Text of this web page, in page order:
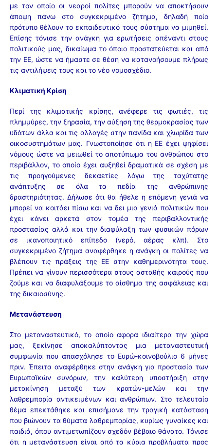
με τον οποίο οι νεαροί πολίτες μπορούν να αποκτήσουν
άποψη πάνω στο συγκεκριμένο ζήτημα, δηλαδή ποίο
πρότυπο θέλουν το εκπαιδευτικό τους σύστημα να μιμηθεί.
Επίσης τόνισε την ανάγκη για ερωτήσεις απέναντι στους
πολιτικούς μας, δικαίωμα το όποιο προστατεύεται και από
την ΕΕ, ώστε να ήμαστε σε θέση να κατανοήσουμε πλήρως
τις αντιλήψεις τους και το νέο νομοσχέδιο.
Κλιματική Κρίση
Περί της κλιματικής κρίσης, ανέφερε τις φωτιές, τις
πλημμύρες, την ξηρασία, την αύξηση της θερμοκρασίας των
υδάτων άλλα και τις αλλαγές στην πανίδα και χλωρίδα των
οικοσυστημάτων μας. Γνωστοποίησε ότι η ΕΕ έχει ψηφίσει
νόμους ώστε να μειωθεί το αποτύπωμα του ανθρώπου στο
περιβάλλον, το οποίο έχει αυξηθεί δραματικά σε σχέση με
τις προηγούμενες δεκαετίες λόγω της ταχύτατης
ανάπτυξης σε όλα τα πεδία της ανθρώπινης
δραστηριότητας. Δήλωσε ότι θα ήθελε η επόμενη γενιά να
μπορεί να κοιτάει πίσω και να δει μια γενιά πολιτικών που
έχει κάνει αρκετά στον τομέα της περιβαλλοντικής
προστασίας αλλά και την διαφύλαξη των φυσικών πόρων
σε ικανοποιητικό επίπεδο (νερό, αέρας κλπ). Στο
συγκεκριμένο ζήτημα αναφέρθηκε η ανάγκη οι πολίτες να
βλέπουν τις πράξεις της ΕΕ στην καθημερινότητα τους.
Πρέπει να γίνουν περισσότερα στους ασταθής καιρούς που
ζούμε και να διαφυλάξουμε το αίσθημα της ασφάλειας και
της δικαιοσύνης.
Μετανάστευση
Στο μεταναστευτικό, το οποίο αφορά ιδιαίτερα την χώρα
μας, ξεκίνησε αποκαλύπτοντας μια μεταναστευτική
συμφωνία που απασχόλησε το Ευρώ-κοινοβούλιο 6 μήνες
πριν. Έπειτα αναφέρθηκε στην ανάγκη για προστασία των
Ευρωπαϊκών συνόρων, την καλύτερη υποστήριξη στην
μετακίνηση μεταξύ των κρατών-μελών και την
λαθρεμπορία αντικειμένων και ανθρώπων. Στο τελευταίο
θέμα επεκτάθηκε και επισήμανε την τραγική κατάσταση
που βιώνουν τα θύματα λαθρεμπορίας, κυρίως γυναίκες και
παιδιά, όπου αντιμετωπίζουν σχεδόν βέβαιο θάνατο. Τόνισε
ότι η μετανάστευση είναι από τα κύρια προβλήματα προς